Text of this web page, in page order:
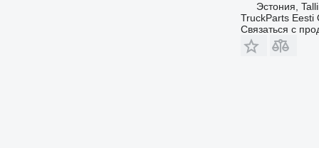
Эстония,
TruckParts Eesti
Связаться с